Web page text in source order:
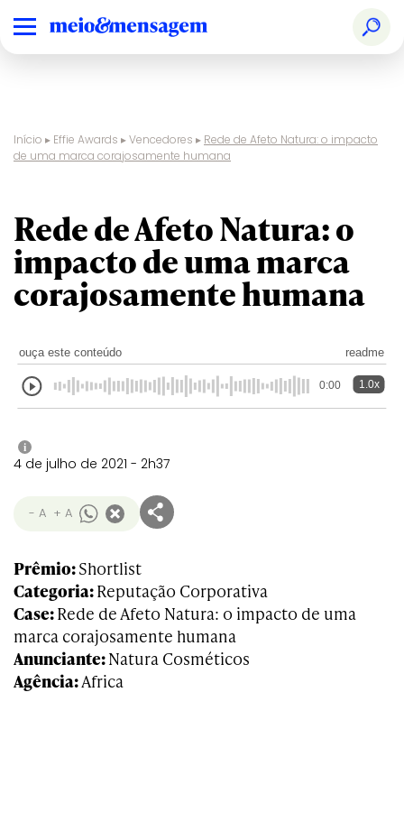
Início ▸ Effie Awards ▸Vencedores ▸ Rede de Afeto Natura: o impacto
de uma marca corajosamente humana
Rede de Afeto Natura: o
impacto de uma marca
corajosamente humana
ouça este conteúdo readme
0:00 1.0x
i
4 de julho de 2021 - 2h37
- A + A
Prêmio:Shortlist
Categoria:Reputação Corporativa
Case:Rede de Afeto Natura: o impacto de uma
marca corajosamente humana
Anunciante:Natura Cosméticos
Agência:Africa